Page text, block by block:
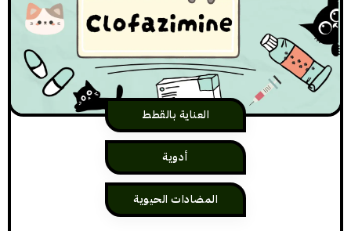
العناية بالقطط
أدوية
المضادات الحيوية